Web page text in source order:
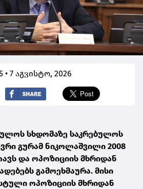
• 7 აგვისტო, 2026
სხდომაზე საკრებულოს
გურამ ნიკოლაშვილი 2008
და ოპოზიციის მხრიდან
გამოეხმაურა. მისი
ოპოზიციის მხრიდან